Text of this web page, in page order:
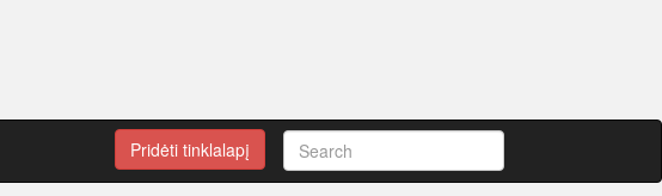
Pridėti tinklalapį